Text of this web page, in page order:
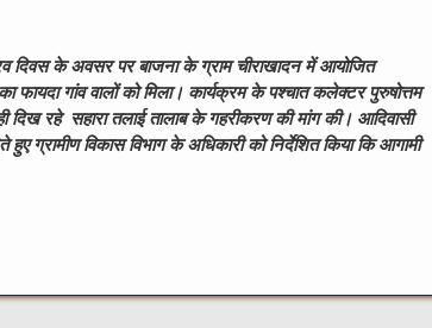
दिवस के अवसर पर बाजना के ग्राम चीराखादन में आयोजित
गांव वालों को मिला। कार्यक्रम के पश्चात कलेक्टर पुरुषोत्तम
दिख रहे सहारा तलाई तालाब के गहरीकरण की मांग की। आदिवासी
ग्रामीण विकास विभाग के अधिकारी को निर्देशित किया कि आगामी